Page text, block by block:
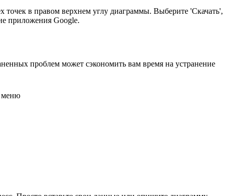
точек в правом верхнем углу диаграммы. Выберите 'Скачать',
приложения Google.
проблем может сэкономить вам время на устранение
меню